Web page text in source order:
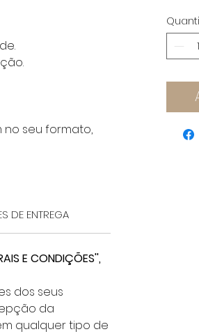
no seu formato,
DE ENTREGA
E CONDIÇÕES'',
dos seus
da
qualquer tipo de